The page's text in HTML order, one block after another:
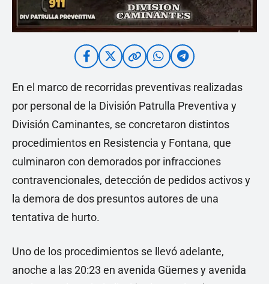
En el marco de recorridas preventivas realizadas
por personal de la División Patrulla Preventiva y
División Caminantes, se concretaron distintos
procedimientos en Resistencia y Fontana, que
culminaron con demorados por infracciones
contravencionales, detección de pedidos activos y
la demora de dos presuntos autores de una
tentativa de hurto.
Uno de los procedimientos se llevó adelante,
anoche a las 20:23 en avenida Güemes y avenida